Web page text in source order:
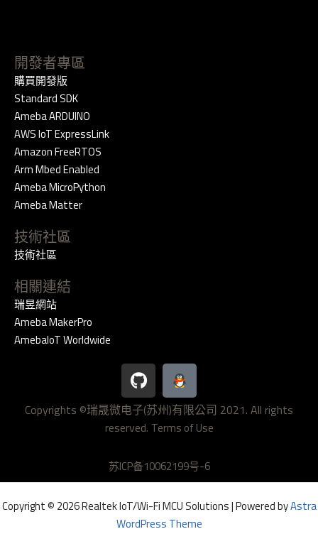
開發者專區
購買開發版
Standard SDK
Ameba ARDUINO
AWS IoT ExpressLink
Amazon FreeRTOS
Arm Mbed Enabled
Ameba MicroPython
Ameba Matter
技術社區
技術社區
相關連結
瑞昱網站
Ameba MakerPro
AmebaIoT Worldwide
G
i
t
h
u
Copyrights ©瑞晟微电子(苏州)有限公司 2021. All rights
reserved. Terms of Use
苏ICP备10062199号-6
Copyright © 2026 Realtek IoT/Wi-Fi MCU Solutions | Powered byAstra
WordPress Theme